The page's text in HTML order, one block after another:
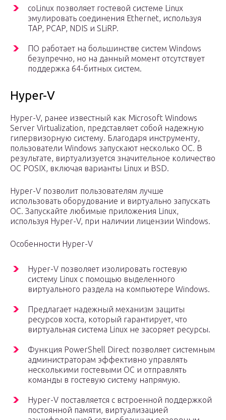
coLinux позволяет гостевой системе Linux
эмулировать соединения Ethernet, используя
TAP, PCAP, NDIS и SLiRP.
ПО работает на большинстве систем Windows
безупречно, но на данный момент отсутствует
поддержка 64-битных систем.
Hyper-V
Hyper-V, ранее известный как Microsoft Windows
Server Virtualization, представляет собой надежную
гипервизорную систему. Благодаря инструменту,
пользователи Windows запускают несколько ОС. В
результате, виртуализуется значительное количество
ОС POSIX, включая варианты Linux и BSD.
Hyper-V позволит пользователям лучше
использовать оборудование и виртуально запускать
ОС. Запускайте любимые приложения Linux,
используя Hyper-V, при наличии лицензии Windows.
Особенности Hyper-V
Hyper-V позволяет изолировать гостевую
систему Linux с помощью выделенного
виртуального раздела на компьютере Windows.
Предлагает надежный механизм защиты
ресурсов хоста, который гарантирует, что
виртуальная система Linux не засоряет ресурсы.
Функция PowerShell Direct позволяет системным
администраторам эффективно управлять
несколькими гостевыми ОС и отправлять
команды в гостевую систему напрямую.
Hyper-V поставляется с встроенной поддержкой
постоянной памяти, виртуализацией